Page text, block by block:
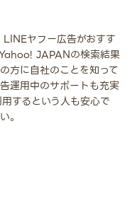
ヤフー広告がおすす
JAPANの検索結果
方に自社のことを知って
運用中のサポートも充実
するという人も安心で
。